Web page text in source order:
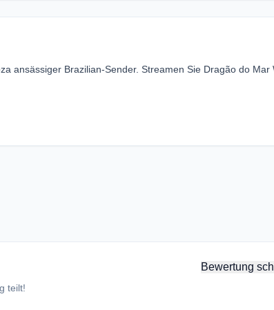
ansässiger Brazilian-Sender. Streamen Sie Dragão do Mar
Bewertung
teilt!